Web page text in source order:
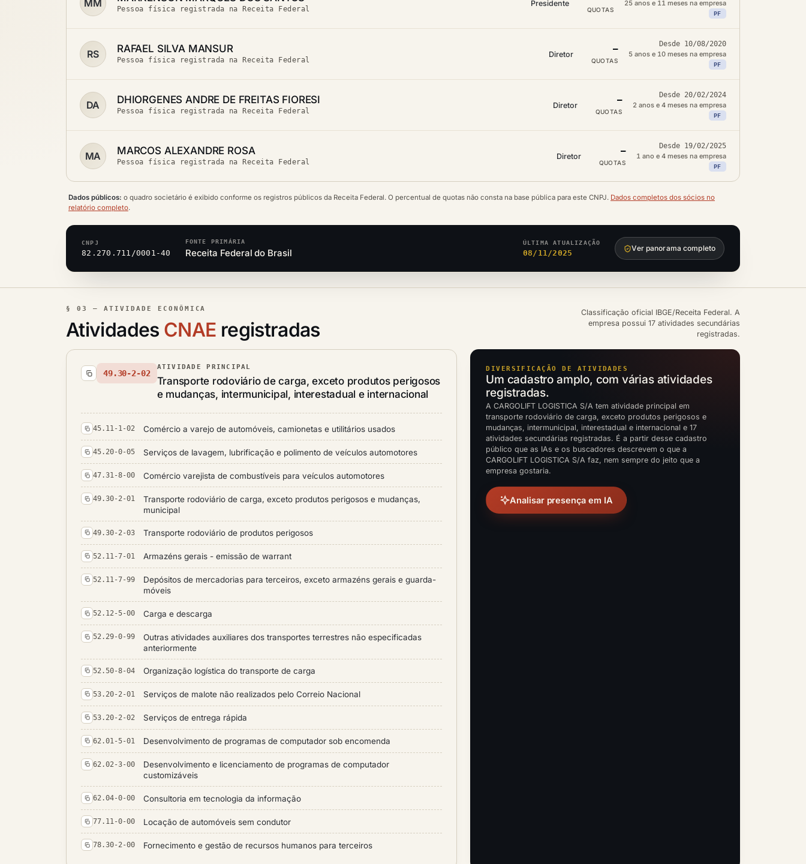
MM Pessoa física registrada na Receita Federal
Presidente
QUOTAS
25 anos e 11 meses na empresa
PF
RS RAFAEL SILVA MANSUR
Pessoa física registrada na Receita Federal
Diretor
—
QUOTAS
Desde 10/08/2020
5 anos e 10 meses na empresa
PF
DA DHIORGENES ANDRE DE FREITAS FIORESI
Pessoa física registrada na Receita Federal
Diretor
—
QUOTAS
Desde 20/02/2024
2 anos e 4 meses na empresa
PF
MA MARCOS ALEXANDRE ROSA
Pessoa física registrada na Receita Federal
Diretor
—
QUOTAS
Desde 19/02/2025
1 ano e 4 meses na empresa
PF
Dados públicos: o quadro societário é exibido conforme os registros públicos da Receita Federal. O percentual de quotas não consta na base pública para este CNPJ. Dados completos dos sócios no
relatório completo.
CNPJ
82.270.711/0001-40
FONTE PRIMÁRIA
Receita Federal do Brasil
ÚLTIMA ATUALIZAÇÃO
08/11/2025 Ver panorama completo
§ 03 — ATIVIDADE ECONÔMICA
Atividades CNAE registradas
Classificação oficial IBGE/Receita Federal. A
empresa possui 17 atividades secundárias
registradas.
49.30-2-02
ATIVIDADE PRINCIPAL
Transporte rodoviário de carga, exceto produtos perigosos
e mudanças, intermunicipal, interestadual e internacional
45.11-1-02 Comércio a varejo de automóveis, camionetas e utilitários usados
45.20-0-05 Serviços de lavagem, lubrificação e polimento de veículos automotores
47.31-8-00 Comércio varejista de combustíveis para veículos automotores
49.30-2-01
Transporte rodoviário de carga, exceto produtos perigosos e mudanças,
municipal
49.30-2-03 Transporte rodoviário de produtos perigosos
52.11-7-01 Armazéns gerais - emissão de warrant
52.11-7-99
Depósitos de mercadorias para terceiros, exceto armazéns gerais e guarda-
móveis
52.12-5-00 Carga e descarga
52.29-0-99
Outras atividades auxiliares dos transportes terrestres não especificadas
anteriormente
52.50-8-04 Organização logística do transporte de carga
53.20-2-01 Serviços de malote não realizados pelo Correio Nacional
53.20-2-02 Serviços de entrega rápida
62.01-5-01 Desenvolvimento de programas de computador sob encomenda
62.02-3-00
Desenvolvimento e licenciamento de programas de computador
customizáveis
62.04-0-00 Consultoria em tecnologia da informação
77.11-0-00 Locação de automóveis sem condutor
78.30-2-00 Fornecimento e gestão de recursos humanos para terceiros
DIVERSIFICAÇÃO DE ATIVIDADES
Um cadastro amplo, com várias atividades
registradas.
A CARGOLIFT LOGISTICA S/A tem atividade principal em
transporte rodoviário de carga, exceto produtos perigosos e
mudanças, intermunicipal, interestadual e internacional e 17
atividades secundárias registradas. É a partir desse cadastro
público que as IAs e os buscadores descrevem o que a
CARGOLIFT LOGISTICA S/A faz, nem sempre do jeito que a
empresa gostaria.
Analisar presença em IA